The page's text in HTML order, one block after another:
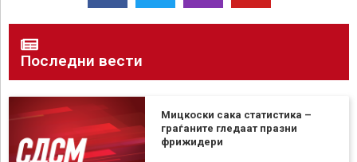
Последни вести
Мицкоски сака статистика –
граѓаните гледаат празни
фрижидери